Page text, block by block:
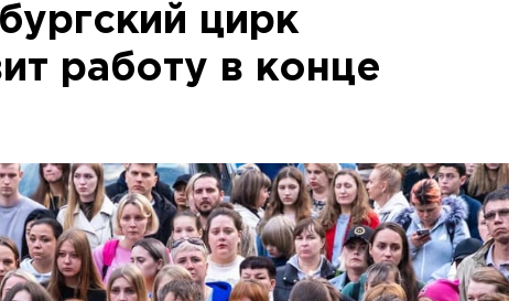
цирк
работу в конце